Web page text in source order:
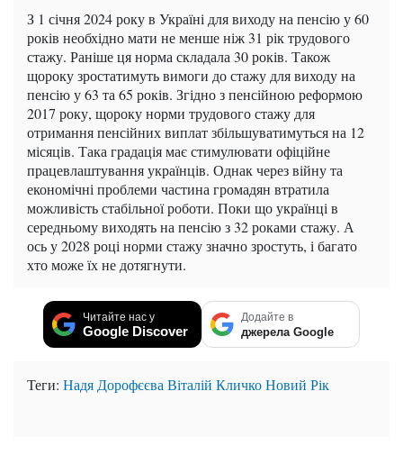
З 1 січня 2024 року в Україні для виходу на пенсію у 60
років необхідно мати не менше ніж 31 рік трудового
стажу. Раніше ця норма складала 30 років. Також
щороку зростатимуть вимоги до стажу для виходу на
пенсію у 63 та 65 років. Згідно з пенсійною реформою
2017 року, щороку норми трудового стажу для
отримання пенсійних виплат збільшуватимуться на 12
місяців. Така градація має стимулювати офіційне
працевлаштування українців. Однак через війну та
економічні проблеми частина громадян втратила
можливість стабільної роботи. Поки що українці в
середньому виходять на пенсію з 32 роками стажу. А
ось у 2028 році норми стажу значно зростуть, і багато
хто може їх не дотягнути.
Читайте нас у
Google Discover
Додайте в
джерела Google
Теги: Надя Дорофєєва Віталій КличкоНовий Рік